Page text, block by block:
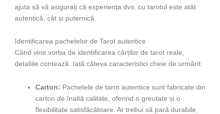
ajuta să vă asigurați că experiența dvs. cu tarotul este atât
autentică, cât și puternică.
Identificarea pachetelor de Tarot autentice
Când vine vorba de identificarea cărților de tarot reale,
detaliile contează. Iată câteva caracteristici cheie de urmărit:
Carton: Pachetele de tarot autentice sunt fabricate din
carton de înaltă calitate, oferind o greutate și o
flexibilitate satisfăcătoare. Ar trebui să pară durabile,